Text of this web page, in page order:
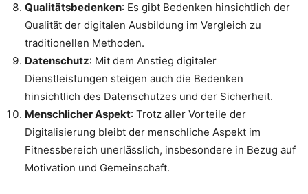
Qualitätsbedenken: Es gibt Bedenken hinsichtlich der
Qualität der digitalen Ausbildung im Vergleich zu
traditionellen Methoden.
Datenschutz: Mit dem Anstieg digitaler
Dienstleistungen steigen auch die Bedenken
hinsichtlich des Datenschutzes und der Sicherheit.
Menschlicher Aspekt: Trotz aller Vorteile der
Digitalisierung bleibt der menschliche Aspekt im
Fitnessbereich unerlässlich, insbesondere in Bezug auf
Motivation und Gemeinschaft.